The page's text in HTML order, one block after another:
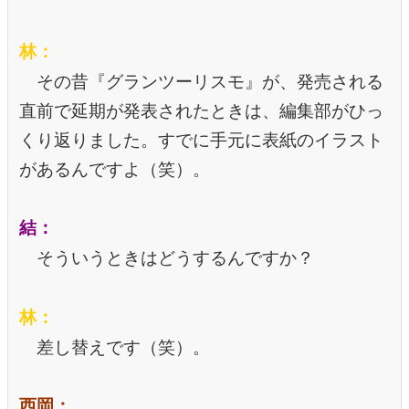
林：
その昔『グランツーリスモ』が、発売される
直前で延期が発表されたときは、編集部がひっ
くり返りました。すでに手元に表紙のイラスト
があるんですよ（笑）。
結：
そういうときはどうするんですか？
林：
差し替えです（笑）。